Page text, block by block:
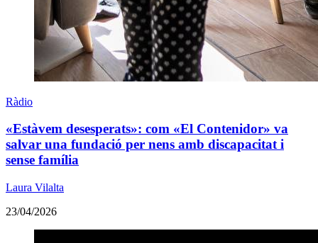
Ràdio
«Estàvem desesperats»: com «El Contenidor» va
salvar una fundació per nens amb discapacitat i
sense família
Laura Vilalta
23/04/2026